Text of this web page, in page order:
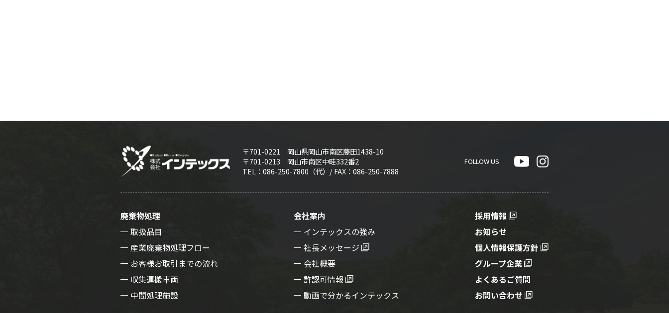
〒701-0221 岡山県岡山市南区藤田1438-10
〒701-0213 岡山市南区中畦332番2
TEL： 086-250-7800 （代）/FAX：086-250-7888
FOLLOW US
廃棄物処理
取扱品目
産業廃棄物処理フロー
お客様お取引までの流れ
収集運搬車両
中間処理施設
会社案内
インテックスの強み
社長メッセージ
会社概要
許認可情報
動画で分かるインテックス
採用情報
お知らせ
個人情報保護方針
グループ企業
よくあるご質問
お問い合わせ